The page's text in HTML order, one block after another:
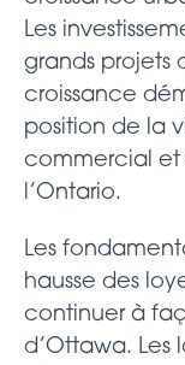
Les
grands
croissance
position de la
commercial et
l’Ontario.
Les
hausse des
continuer à
d’Ottawa. Les